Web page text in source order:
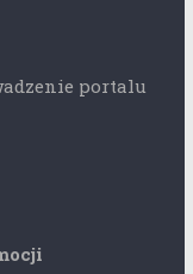
portalu